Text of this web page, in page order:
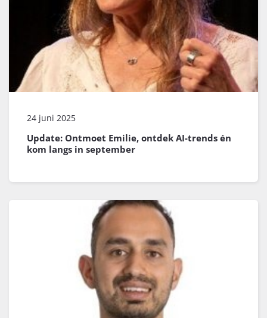
Update: Ontmoet Emilie, ontdek AI-trends én
kom langs in september
24 juni 2025